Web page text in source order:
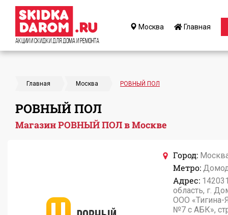
Акции и Скидки для дома и ремонта
Москва Главная
Главная Москва РОВНЫЙ ПОЛ
РОВНЫЙ ПОЛ
Магазин РОВНЫЙ ПОЛ в Москве
Город:
Метро:
Адрес:
область, г.
ООО «Тигина-
№7 с АБК»,